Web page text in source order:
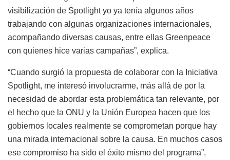
visibilización de Spotlight yo ya tenía algunos años
trabajando con algunas organizaciones internacionales,
acompañando diversas causas, entre ellas Greenpeace
con quienes hice varias campañas”, explica.
“Cuando surgió la propuesta de colaborar con la Iniciativa
Spotlight, me interesó involucrarme, más allá de por la
necesidad de abordar esta problemática tan relevante, por
el hecho que la ONU y la Unión Europea hacen que los
gobiernos locales realmente se comprometan porque hay
una mirada internacional sobre la causa. En muchos casos
ese compromiso ha sido el éxito mismo del programa”,